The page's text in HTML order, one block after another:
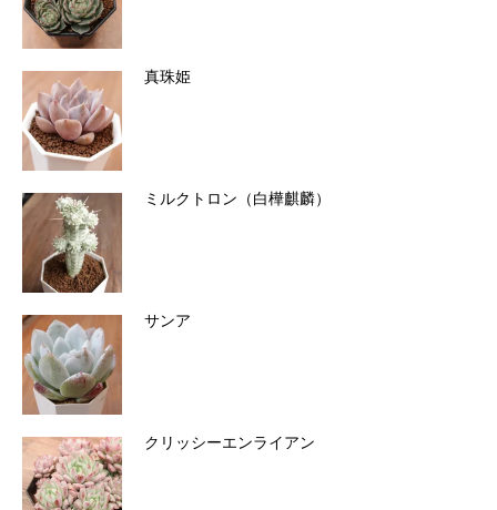
真珠姫
ミルクトロン（白樺麒麟）
サンア
クリッシーエンライアン